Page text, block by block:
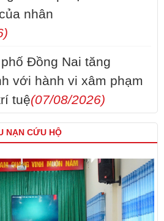
nhân
Đồng Nai tăng
với hành vi xâm phạm
tuệ(07/08/2026)
NẠN CỨU HỘ